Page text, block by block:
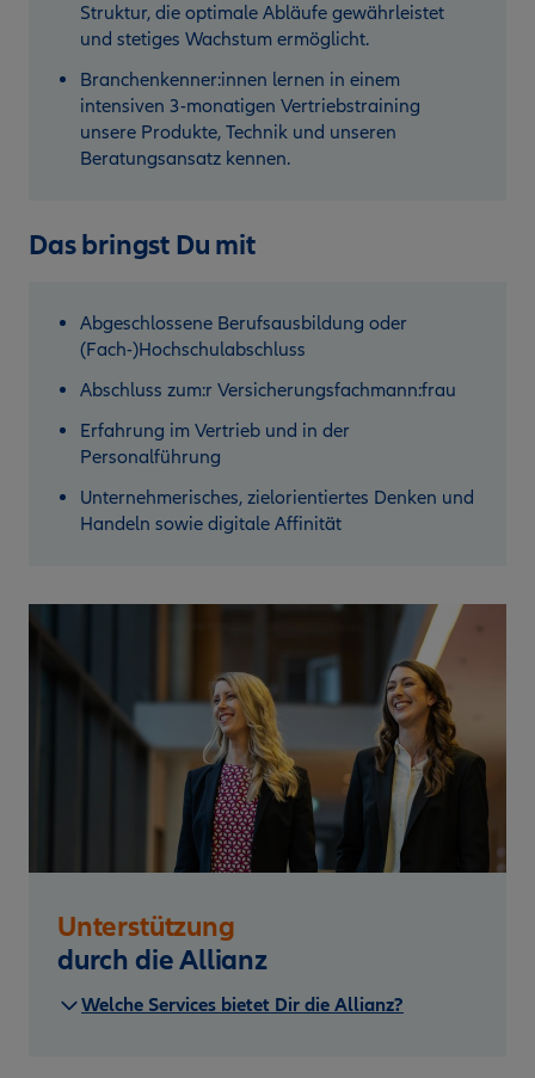
Struktur, die optimale Abläufe gewährleistet
und stetiges Wachstum ermöglicht.
Branchenkenner:innen lernen in einem
intensiven 3-monatigen Vertriebstraining
unsere Produkte, Technik und unseren
Beratungsansatz kennen.
Das bringst Du mit
Abgeschlossene Berufsausbildung oder
(Fach-)Hochschulabschluss
Abschluss zum:r Versicherungsfachmann:frau
Erfahrung im Vertrieb und in der
Personalführung
Unternehmerisches, zielorientiertes Denken und
Handeln sowie digitale Affinität
Unterstützung
durch die Allianz
Welche Services bietet Dir die Allianz?